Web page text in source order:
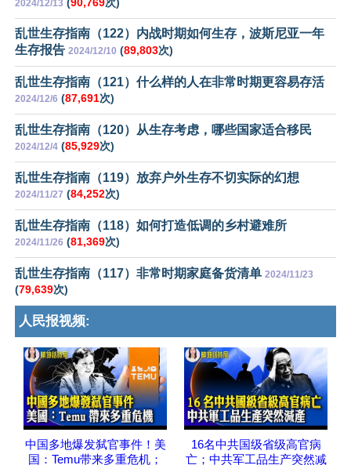
2024/12/13
乱世生存指南（122）内战时期如何生存，波斯尼亚一年
生存报告 2024/12/10 (89,803次)
乱世生存指南（121）什么样的人在非常时期更容易存活
2024/12/6 (87,691次)
乱世生存指南（120）从生存考虑，哪些国家适合移民
2024/12/4 (85,929次)
乱世生存指南（119）放弃户外生存不切实际的幻想
2024/11/27 (84,252次)
乱世生存指南（118）如何打造低调的乡村避难所
2024/11/26 (81,369次)
乱世生存指南（117）非常时期家庭备货清单 2024/11/23
(79,639次)
人民报视频:
中国多地爆发弑官事件！美
国：Temu带来多重危机；
16名中共国级省级高官病
亡；中共军工品生产突然减